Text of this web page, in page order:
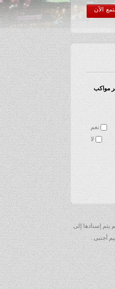
الآن
مواكب
نعم
لا
إسنادها إلى